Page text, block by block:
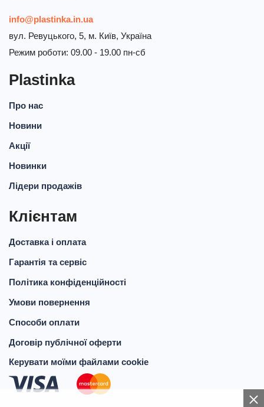
Plastinka
Про нас
Новини
Акції
Новинки
Лідери продажів
Клієнтам
Доставка і оплата
Гарантія та сервіс
Політика конфіденційності
Умови повернення
Способи оплати
Договір публічної оферти
Керувати моїми файлами cookie
info@plastinka.in.ua
вул. Ревуцького, 5, м. Київ, Україна
Режим роботи: 09.00 - 19.00 пн-сб